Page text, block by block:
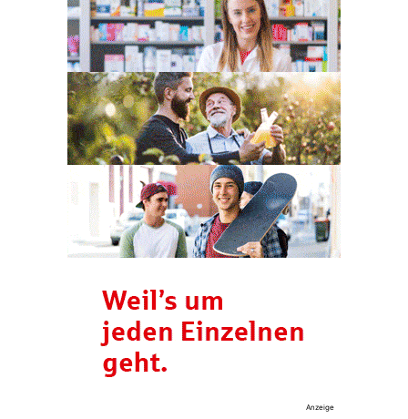
Anzeige